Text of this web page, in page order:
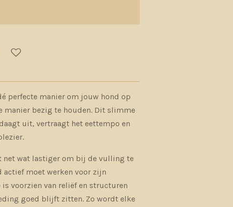
perfecte manier om jouw hond op
manier bezig te houden. Dit slimme
uit, vertraagt het eettempo en
net wat lastiger om bij de vulling te
actief moet werken voor zijn
voorzien van reliëf en structuren
goed blijft zitten. Zo wordt elke